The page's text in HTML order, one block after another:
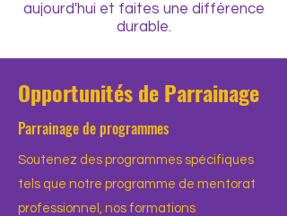
aujourd'hui et faites une différence
durable.
Opportunités de Parrainage
Parrainage de programmes
Soutenez des programmes spécifiques
tels que notre programme de mentorat
professionnel, nos formations